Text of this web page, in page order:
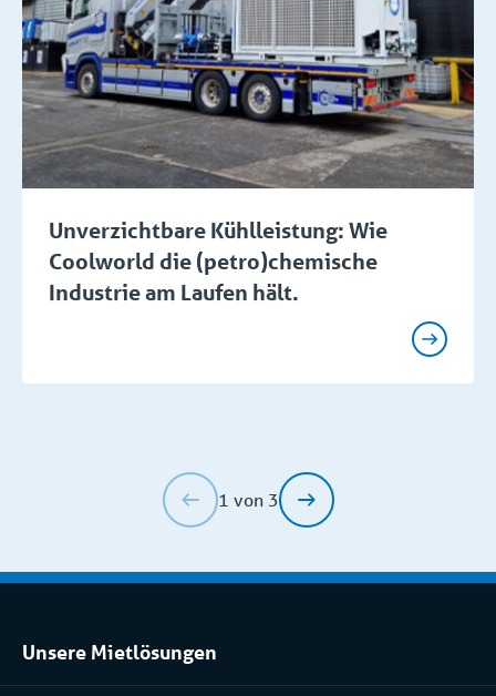
Unverzichtbare Kühlleistung: Wie
Coolworld die (petro)chemische
Industrie am Laufen hält.
1 von 3
Unsere Mietlösungen
Kühlraum und Tiefkühlraum mieten